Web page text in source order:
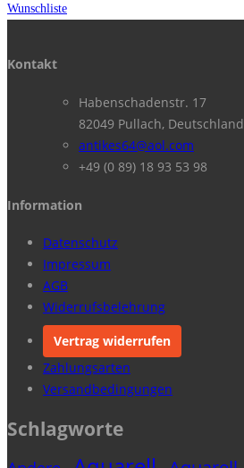
Wunschliste
Kontakt
Habenschadenstr. 17
82049 Pullach, Deutschland
antikes64@aol.com
+49 (0 89) 18 93 53 98
Information
Datenschutz
Impressum
AGB
Widerrufsbelehrung
Vertrag widerrufen
Zahlungsarten
Versandbedingungen
Schlagworte